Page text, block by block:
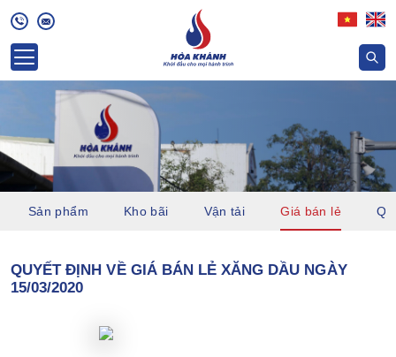
Sản phẩm Kho bãi Vận tải Giá bán lẻ
QUYẾT ĐỊNH VỀ GIÁ BÁN LẺ XĂNG DẦU NGÀY
15/03/2020